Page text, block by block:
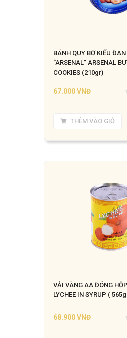
BÁNH QUY BƠ KIỂU
“ARSENAL” ARSENAL
COOKIES (210gr)
67.000VNĐ
THÊM VÀO GIỎ
VẢI VÀNG AA ĐÓNG
LYCHEE IN SYRUP (
68.900VNĐ